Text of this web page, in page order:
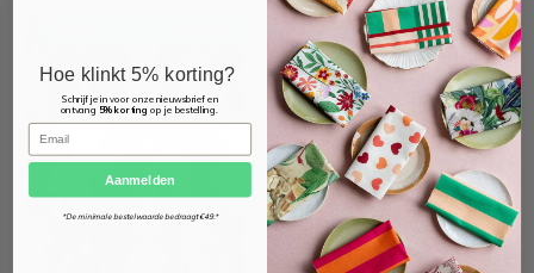
Hoe klinkt 5% korting?
Schrijf je in voor onze nieuwsbrief en
ontvang 5% kortingop je bestelling.
Email
Aanmelden
*De minimale bestelwaarde bedraagt €49.*